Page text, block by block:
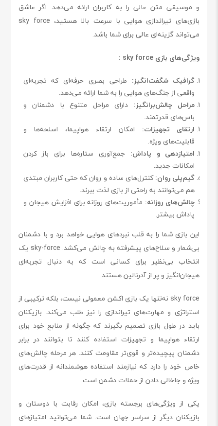
و موسیقی متن عالی را به کاربران ارائه می‌دهد. اگر عاشق
بازی‌های تیراندازی هوایی با سرعت بالا هستید، sky force
می‌تواند گزینه‌ای عالی برای شما باشد.
ویژگی‌های بازی sky force :
گرافیک شگفت‌انگیز: طراحی بصری حرفه‌ای که تجربه‌ای
واقعی از جنگ‌های هوایی را به شما ارائه می‌دهد.
مراحل چالش‌برانگیز: دارای مراحل متنوع با دشمنان و
باس‌های قدرتمند.
ارتقای تجهیزات: امکان ارتقاء هواپیما، اسلحه‌ها و
قابلیت‌های ویژه.
امتیازدهی و پاداش: جمع‌آوری ستاره‌ها برای باز کردن
امکانات جدید.
گیم‌پلی روان:کنترل‌های ساده و روان که حتی کاربران مبتدی
هم می‌توانند به راحتی از بازی لذت ببرند.
چالش‌های روزانه: مأموریت‌های روزانه برای افزایش هیجان و
پاداش بیشتر.
این بازی شما را به قلب نبردهای هوایی خواهد برد و با دشمنان
بی‌شمار و سلاح‌های پیشرفته به چالش می‌کشد. sky-force یک
انتخاب بی‌نظیر برای کسانی است که به دنبال تجربه‌ای
هیجان‌انگیز و پر از آدرنالین هستند.
sky force نه‌تنها یک بازی اکشن معمولی نیست، بلکه ترکیبی از
استراتژی و مهارت‌های تیراندازی را نیز طلب می‌کند. بازیکنان
باید در طول بازی تصمیم بگیرند که چگونه از منابع خود برای
ارتقاء هواپیما و تجهیزات استفاده کنند تا بتوانند در برابر
دشمنان پیچیده‌تر و قوی‌تر مقاومت کنند. هر مرحله چالش‌های
خاص خود را دارد که نیازمند استفاده هوشمندانه از قدرت‌های
ویژه و جاخالی دادن از حملات دشمن است.
یکی از ویژگی‌های برجسته بازی، امکان رقابت با دوستان و
بازیکنان دیگر از سراسر جهان است. شما می‌توانید امتیازهای